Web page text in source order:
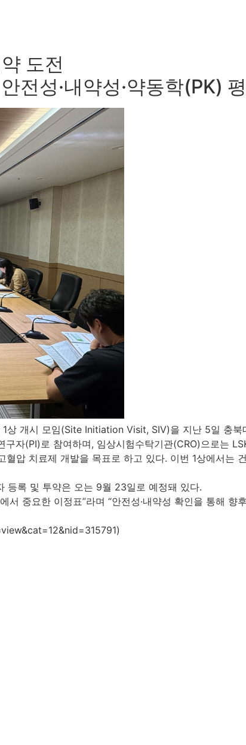
도전
성·내약성·약동학(PK)
1상 개시 모임(Site Initiation Visit, SIV)을 지난 5일 충
자(PI)로 참여하며, 임상시험수탁기관(CRO)으로는
압 치료제 개발을 목표로 하고 있다. 이번 1상에서는
록 및 투약은 오는 9월 23일로 예정돼 있다.
중요한 이정표”라며 “안전성·내약성 확인을 통해